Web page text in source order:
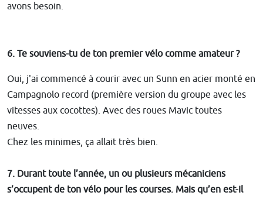
avons besoin.
6. Te souviens-tu de ton premier vélo comme amateur ?
Oui, j'ai commencé à courir avec un Sunn en acier monté en
Campagnolo record (première version du groupe avec les
vitesses aux cocottes). Avec des roues Mavic toutes
neuves.
Chez les minimes, ça allait très bien.
7. Durant toute l’année, un ou plusieurs mécaniciens
s’occupent de ton vélo pour les courses. Mais qu’en est-il